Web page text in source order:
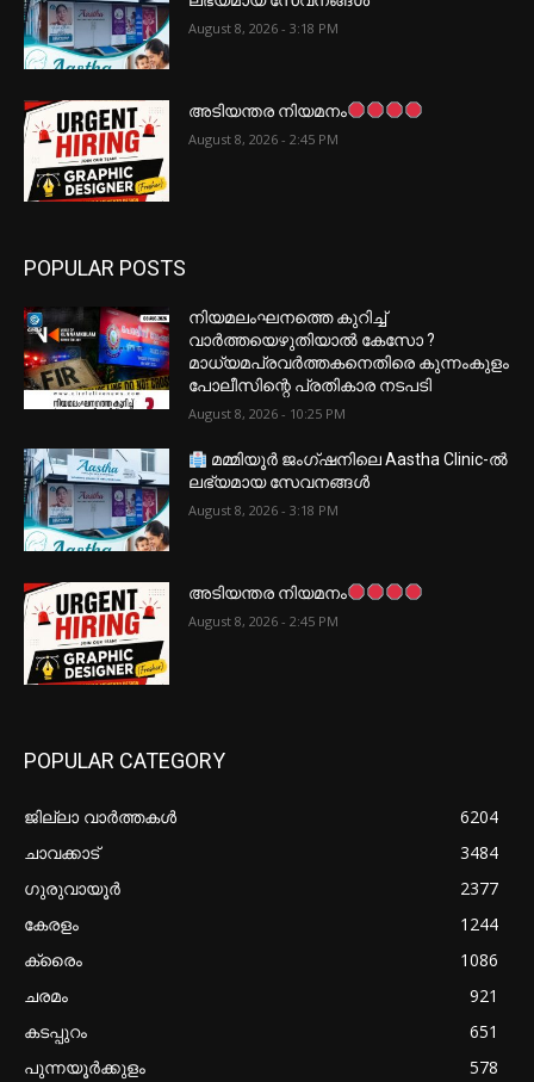
August 8, 2026 - 3:18 PM
അടിയന്തര നിയമനം
August 8, 2026 - 2:45 PM
POPULAR POSTS
നിയമലംഘനത്തെ കുറിച്ച്
വാർത്തയെഴുതിയാൽ കേസോ ?
മാധ്യമപ്രവർത്തകനെതിരെ കുന്നംകുളം
പോലീസിന്റെ പ്രതികാര നടപടി
August 8, 2026 - 10:25 PM
മമ്മിയൂർ ജംഗ്ഷനിലെ Aastha Clinic-ൽ
ലഭ്യമായ സേവനങ്ങൾ
August 8, 2026 - 3:18 PM
അടിയന്തര നിയമനം
August 8, 2026 - 2:45 PM
POPULAR CATEGORY
ജില്ലാ വാർത്തകൾ
6204
ചാവക്കാട്
3484
ഗുരുവായൂർ
2377
കേരളം
1244
ക്രൈം
1086
ചരമം
921
കടപ്പുറം
651
പുന്നയൂർക്കുളം
578